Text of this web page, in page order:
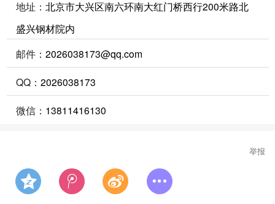
地址：北京市大兴区南六环南大红门桥西行200米路北
盛兴钢材院内
邮件：2026038173@qq.com
QQ：2026038173
微信： 13811416130
举报